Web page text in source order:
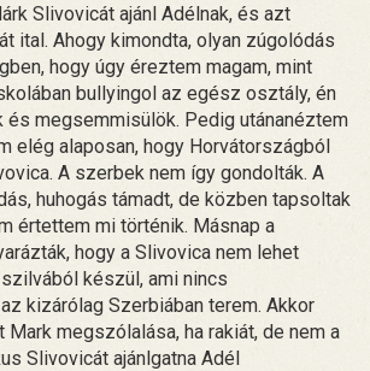
Slivovicát ajánl Adélnak, és azt
ital. Ahogy kimondta, olyan zúgolódás
hogy úgy éreztem magam, mint
bullyingol az egész osztály, én
és megsemmisülök. Pedig utánanéztem
elég alaposan, hogy Horvátországból
A szerbek nem így gondolták. A
huhogás támadt, de közben tapsoltak
értettem mi történik. Másnap a
hogy a Slivovica nem lehet
készül, ami nincs
kizárólag Szerbiában terem. Akkor
Mark megszólalása, ha rakiát, de nem a
Slivovicát ajánlgatna Adél